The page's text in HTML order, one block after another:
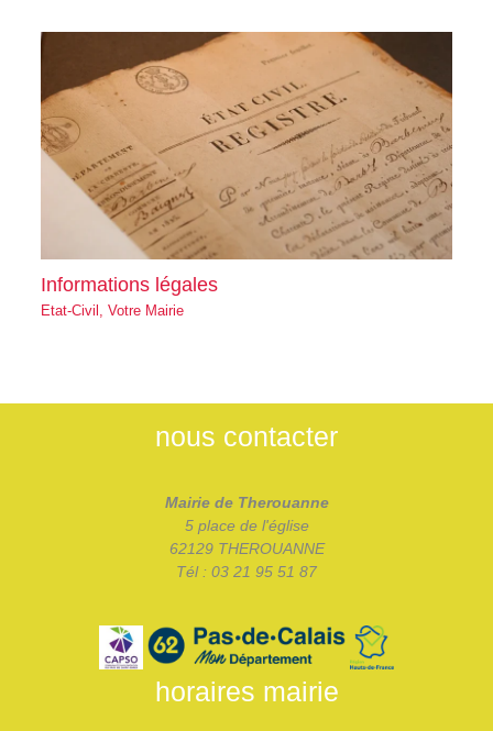
Informations légales
Etat-Civil , Votre Mairie
nous contacter
Mairie de Therouanne
5 place de l'église
62129 THEROUANNE
Tél : 03 21 95 51 87
horaires mairie